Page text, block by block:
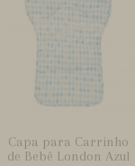
Capa para Carrinho
de Bebê London Azul